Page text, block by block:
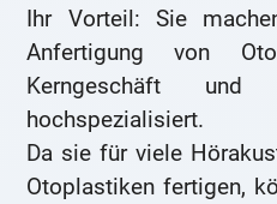
Ihr Vorteil: Sie
Anfertigung von
Kerngeschäft
hochspezialisiert.
Da sie für viele
Otoplastiken fertigen,